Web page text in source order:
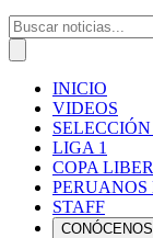
INICIO
VIDEOS
LIGA 1
COPA
PERUANOS
STAFF
CONÓCENOS